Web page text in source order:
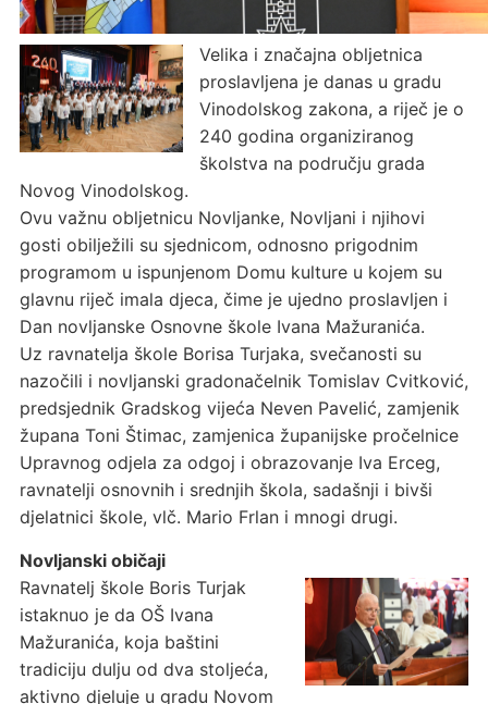
Velika i značajna obljetnica
proslavljena je danas u gradu
Vinodolskog zakona, a riječ je o
240 godina organiziranog
školstva na području grada
Novog Vinodolskog.
Ovu važnu obljetnicu Novljanke, Novljani i njihovi
gosti obilježili su sjednicom, odnosno prigodnim
programom u ispunjenom Domu kulture u kojem su
glavnu riječ imala djeca, čime je ujedno proslavljen i
Dan novljanske Osnovne škole Ivana Mažuranića.
Uz ravnatelja škole Borisa Turjaka, svečanosti su
nazočili i novljanski gradonačelnik Tomislav Cvitković,
predsjednik Gradskog vijeća Neven Pavelić, zamjenik
župana Toni Štimac, zamjenica županijske pročelnice
Upravnog odjela za odgoj i obrazovanje Iva Erceg,
ravnatelji osnovnih i srednjih škola, sadašnji i bivši
djelatnici škole, vlč. Mario Frlan i mnogi drugi.
Novljanski običaji
Ravnatelj škole Boris Turjak
istaknuo je da OŠ Ivana
Mažuranića, koja baštini
tradiciju dulju od dva stoljeća,
aktivno djeluje u gradu Novom